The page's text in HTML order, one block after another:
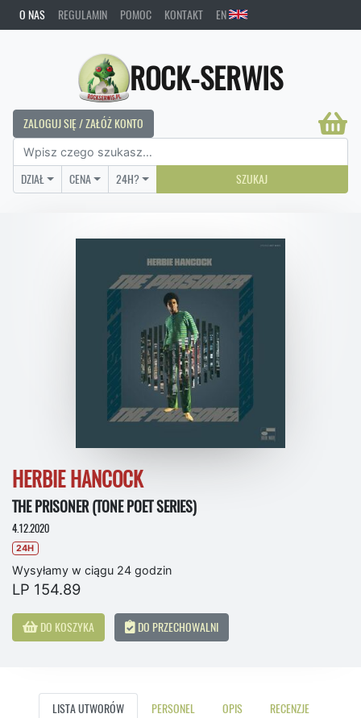
O NAS REGULAMIN POMOC KONTAKT EN
ROCK-SERWIS
ZALOGUJ SIĘ / ZAŁÓŻ KONTO
DZIAŁ CENA 24H? SZUKAJ
HERBIE HANCOCK
THE PRISONER (TONE POET SERIES)
4.12.2020
24H
Wysyłamy w ciągu 24 godzin
LP 154.89
DO KOSZYKA DO PRZECHOWALNI
LISTA UTWORÓW PERSONEL OPIS RECENZJE